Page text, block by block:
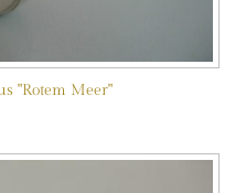
"Rotem Meer"